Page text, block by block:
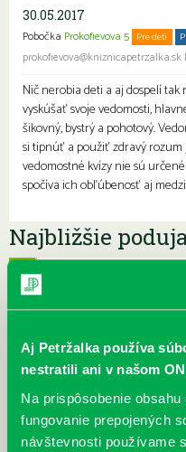
Aj Petržalka používa
nestratili ani v našom
Na prispôsobenie
fungovanie prepojených
návštevnosti používame
30.05.2017
Pobočka Prokofievova 5 Pre deti
prokofievova@kniznicapetrzalka.sk |
Nič nerobia deti a aj dospelí
vyskúšať svoje vedomosti,
šikovný, bystrý a pohotový.
si tipnúť a použiť zdravý
vedomostné kvízy nie sú
spočíva ich obľúbenosť aj
Najbližšie
Čítame
ponuke
Máme skvelé správy pre
Odteraz si môžete v našej
papierové knihy a e-knihy,
DNES
Výdajný